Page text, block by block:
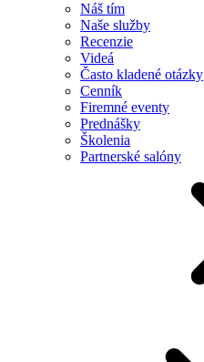
Náš tím
Naše služby
Recenzie
Videá
Často kladené otázky
Cenník
Firemné eventy
Prednášky
Školenia
Partnerské salóny